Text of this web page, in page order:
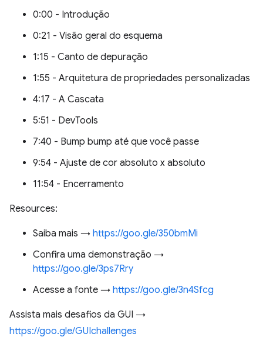
0:00 - Introdução
0:21 - Visão geral do esquema
1:15 - Canto de depuração
1:55 - Arquitetura de propriedades personalizadas
4:17 - A Cascata
5:51 - DevTools
7:40 - Bump bump até que você passe
9:54 - Ajuste de cor absoluto x absoluto
11:54 - Encerramento
Resources:
Saiba mais → https://goo.gle/350bmMi
Confira uma demonstração →
https://goo.gle/3ps7Rry
Acesse a fonte → https://goo.gle/3n4Sfcg
Assista mais desafios da GUI →
https://goo.gle/GUIchallenges